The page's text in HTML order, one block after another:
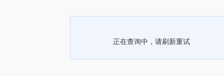
正在查询中，请刷新重试